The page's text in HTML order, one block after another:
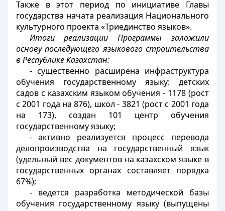
Также в этот период по инициативе Главы
государства начата реализация Национального
культурного проекта «Триединство языков».
Итоги реализации Программы заложили
основу последующего языкового строительства
в Республике Казахстан:
- существенно расширена инфраструктура
обучения государственному языку: детских
садов с казахским языком обучения - 1178 (рост
с 2001 года на 876), школ - 3821 (рост с 2001 года
на 173), создан 101 центр обучения
государственному языку;
- активно реализуется процесс перевода
делопроизводства на государственный язык
(удельный вес документов на казахском языке в
государственных органах составляет порядка
67%);
- ведется разработка методической базы
обучения государственному языку (выпущены